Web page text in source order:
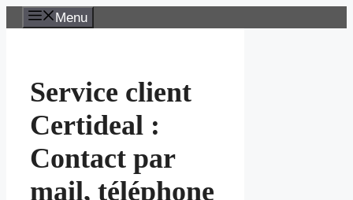
Aller
au
Menu
Service client
Certideal :
Contact par
mail, téléphone